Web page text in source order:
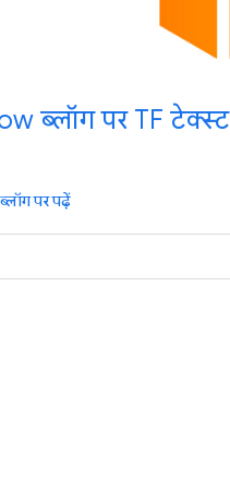
ब्लॉग पर TF टेक्स्ट
पर पढ़ें